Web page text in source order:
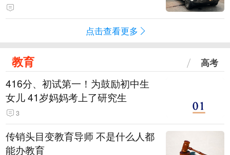
点击查看更多
教育 高考
416分、初试第一！为鼓励初中生
女儿 41岁妈妈考上了研究生
3
传销头目变教育导师 不是什么人都
能办教育